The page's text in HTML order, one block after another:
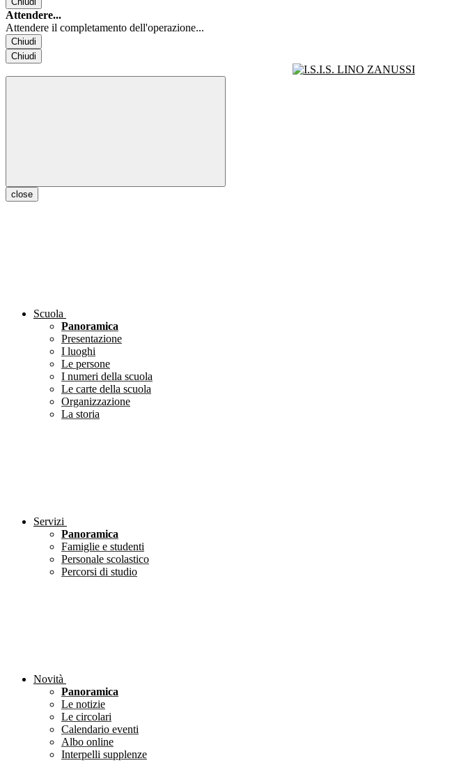
Attendere...
Attendere il completamento dell'operazione...
Chiudi
Chiudi
close
Scuola
Panoramica
Presentazione
I luoghi
Le persone
I numeri della scuola
Le carte della scuola
Organizzazione
La storia
Servizi
Panoramica
Famiglie e studenti
Personale scolastico
Percorsi di studio
Novità
Panoramica
Le notizie
Le circolari
Calendario eventi
Albo online
Interpelli supplenze